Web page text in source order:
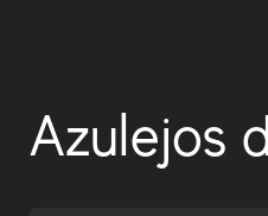
Azulejos